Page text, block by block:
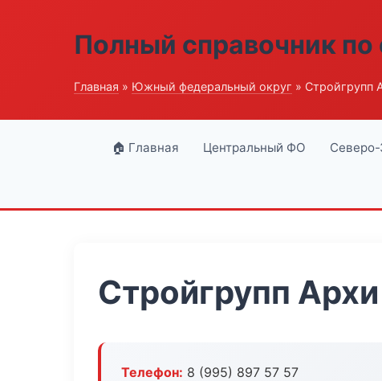
Полный справочник по
Главная » Южный федеральный округ » Стройгрупп
🏠 Главная Центральный ФО
Стройгрупп
Телефон: 8 (995) 897 57 57